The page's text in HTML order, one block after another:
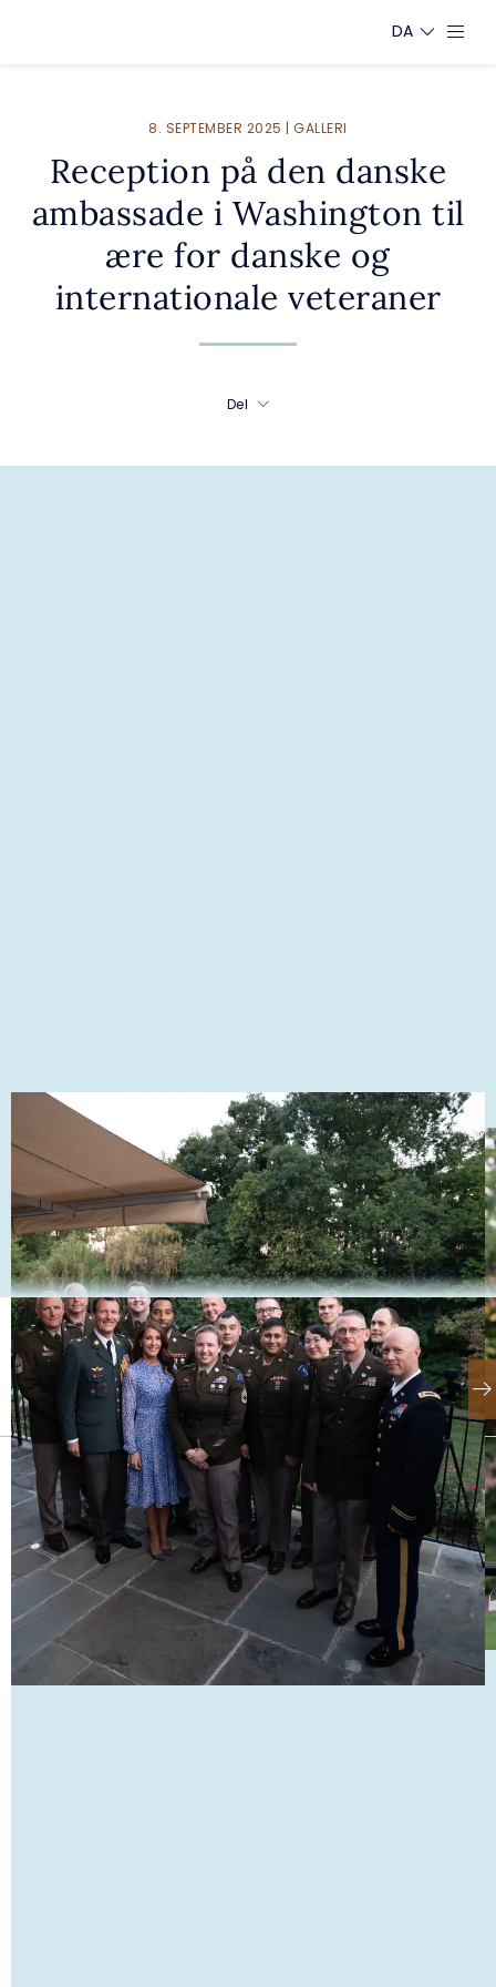
DA
8. SEPTEMBER 2025 | GALLERI
Reception på den danske
ambassade i Washington til
ære for danske og
internationale veteraner
Del
Foto: Den Danske Ambassade ©
Se også